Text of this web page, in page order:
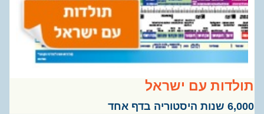
עם ישראל
בדף אחד